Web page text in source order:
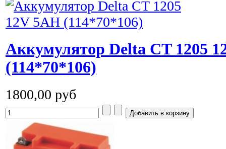
Аккумулятор Delta CT 1205
(114*70*106)
1800,00 руб